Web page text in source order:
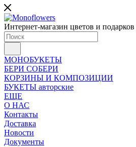
Интернет-магазин цветов и
МОНОБУКЕТЫ
БЕРИ СОБЕРИ
КОРЗИНЫ И КОМПОЗИЦИИ
БУКЕТЫ авторские
ЕЩЕ
О НАС
Контакты
Доставка
Новости
Документы